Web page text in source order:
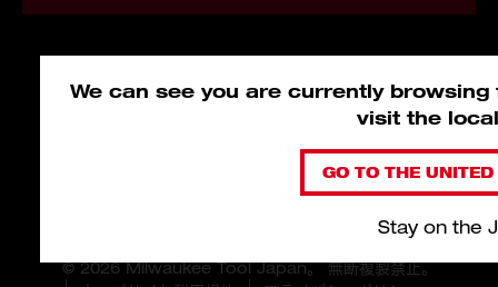
We can see you are currently
visit the
GO TO THE
Stay on the
© 2026 Milwaukee Tool Japan。 無断複製禁止。